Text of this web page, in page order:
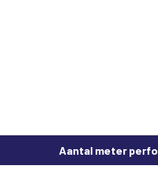
Aantal meter perfo